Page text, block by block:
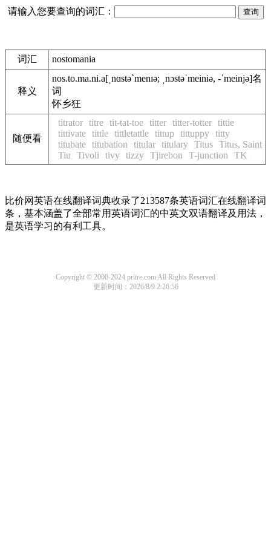
请输入您要查询的词汇：
词汇 nostomania
释义
nos.to.ma.ni.a[ˌnɑstə`menɪə; ˌnɔstəˈmeiniə, -ˈmeinjə]名
词
怀乡狂
随便看
titrator titre tit-tat-toe titter titter-totter tittie
tittivate tittle tittletattle tittup tittuppy titty
titubate titubation titular titulary Titus Titus, Saint
Tiu
Tivoli tivy tizzy Tjirebon T-junction TK
比价网英语在线翻译词典收录了213587条英语词汇在线翻译词
条，基本涵盖了全部常用英语词汇的中英文双语翻译及用法，
是英语学习的有利工具。
Copyright © 2000-2024 pritre.com All Rights Reserved
更新时间：2026/8/9 2:26:56